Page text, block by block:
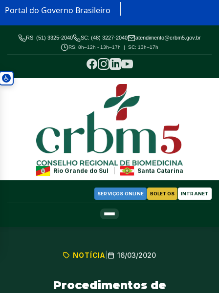
Portal do Governo Brasileiro
RS: (51) 3325-2040 SC: (48) 3227-2040 atendimento@crbm5.gov.br
RS: 8h–12h - 13h–17h | SC: 13h–17h
Rio Grande do Sul Santa Catarina
SERVIÇOS ONLINE BOLETOS INTRANET
NOTÍCIA 16/03/2020
Procedimentos de